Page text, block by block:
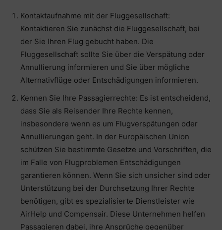
Kontaktaufnahme mit der Fluggesellschaft:
Kontaktieren Sie zunächst die Fluggesellschaft, bei
der Sie Ihren Flug gebucht haben. Die
Fluggesellschaft sollte Sie über die Verspätung oder
Annullierung informieren und Sie über mögliche
Alternativflüge oder Entschädigungen informieren.
Kennen Sie Ihre Passagierrechte: Es ist entscheidend,
dass Sie als Reisender Ihre Rechte kennen,
insbesondere wenn es um Flugverspätungen oder
Annullierungen geht. In der Europäischen Union
schützen Sie bestimmte Gesetze und Vorschriften, die
im Falle von Flugproblemen Entschädigungen
garantieren können. Wenn Sie sich unsicher sind oder
Unterstützung bei der Durchsetzung Ihrer Rechte
benötigen, gibt es spezialisierte Dienstleister wie
AirHelp und Compensair. Diese Unternehmen helfen
Passagieren dabei, ihre Ansprüche gegenüber